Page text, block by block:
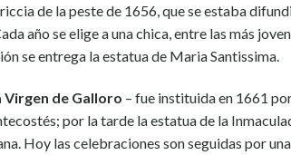
de la peste de 1656, que se estaba
año se elige a una chica, entre las más
se entrega la estatua de Maria Santissima.
Virgen de Galloro – fue instituida en 1661
por la tarde la estatua de la
Hoy las celebraciones son seguidas por